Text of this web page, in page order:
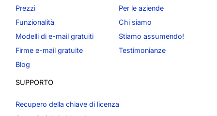
Prezzi
Funzionalità
Modelli di e-mail gratuiti
Firme e-mail gratuite
Blog
Per le aziende
Chi siamo
Stiamo assumendo!
Testimonianze
SUPPORTO
Recupero della chiave di licenza